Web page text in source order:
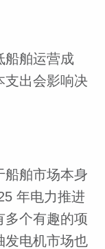
船舶运营成
支出会影响决
船舶市场本身
年电力推进
多个有趣的项
发电机市场也